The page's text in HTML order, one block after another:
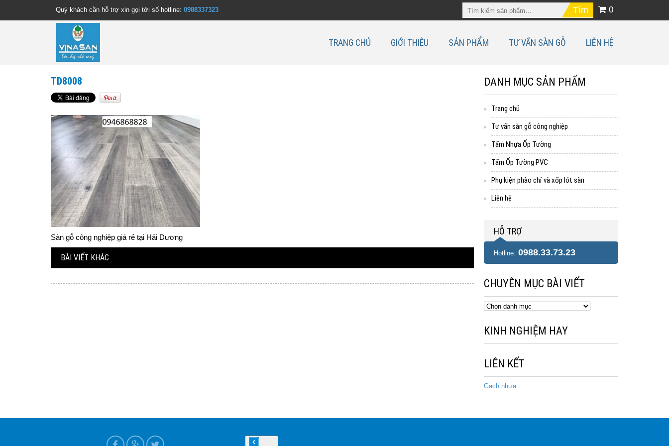
Quý khách cần hỗ trợ xin gọi tới số hotline: 0988337323 0
TRANG CHỦ GIỚI THIỆU SẢN PHẨM TƯ VẤN SÀN GỖ LIÊN HỆ
TD8008
Sàn gỗ công nghiệp giá rẻ tại Hải Dương
BÀI VIẾT KHÁC
DANH MỤC SẢN PHẨM
Trang chủ
Tư vấn sàn gỗ công nghiệp
Tấm Nhựa Ốp Tường
Tấm Ốp Tường PVC
Phụ kiện phào chỉ và xốp lót sàn
Liên hệ
HỖ TRỢ
Hotline: 0988.33.73.23
CHUYÊN MỤC BÀI VIẾT
Chuyên
viết
KINH NGHIỆM HAY
LIÊN KẾT
Gạch nhựa